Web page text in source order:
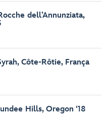
dell’Annunziata,
Côte-Rôtie, França
Hills, Oregon ‘18